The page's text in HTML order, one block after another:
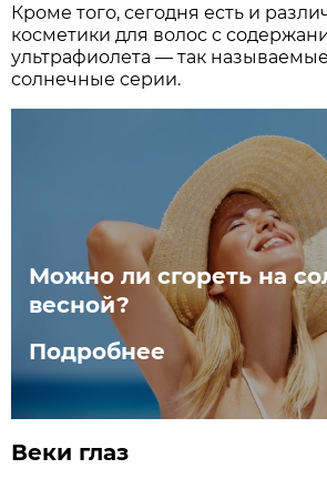
Кроме того, сегодня есть и
косметики для волос с
ультрафиолета — так
солнечные серии.
Можно ли сгореть на
весной?
Подробнее
Веки глаз